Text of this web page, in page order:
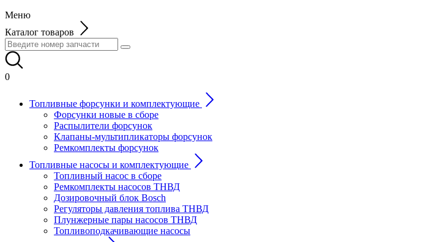
Меню
Каталог товаров
0
Топливные форсунки и комплектующие
Форсунки новые в сборе
Распылители форсунок
Клапаны-мультипликаторы форсунок
Ремкомплекты форсунок
Топливные насосы и комплектующие
Топливный насос в сборе
Ремкомплекты насосов ТНВД
Дозировочный блок Bosch
Регуляторы давления топлива ТНВД
Плунжерные пары насосов ТНВД
Топливоподкачивающие насосы